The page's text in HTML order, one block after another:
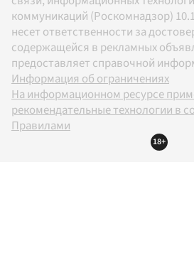
коммуникаций (Роскомнадзор)
несет ответственности за
содержащейся в рекламных
предоставляет справочной
Информация об ограничениях
На информационном ресурсе
рекомендательные технологии в
Правилами
18+